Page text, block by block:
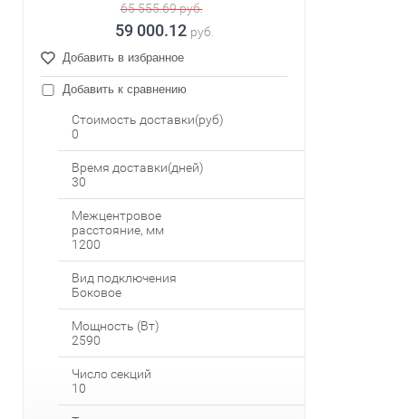
65 555.69руб.
59 000.12 руб.
Добавить в избранное
Добавить к сравнению
Стоимость доставки(руб)
0
Время доставки(дней)
30
Межцентровое
расстояние, мм
1200
Вид подключения
Боковое
Мощность (Вт)
2590
Число секций
10